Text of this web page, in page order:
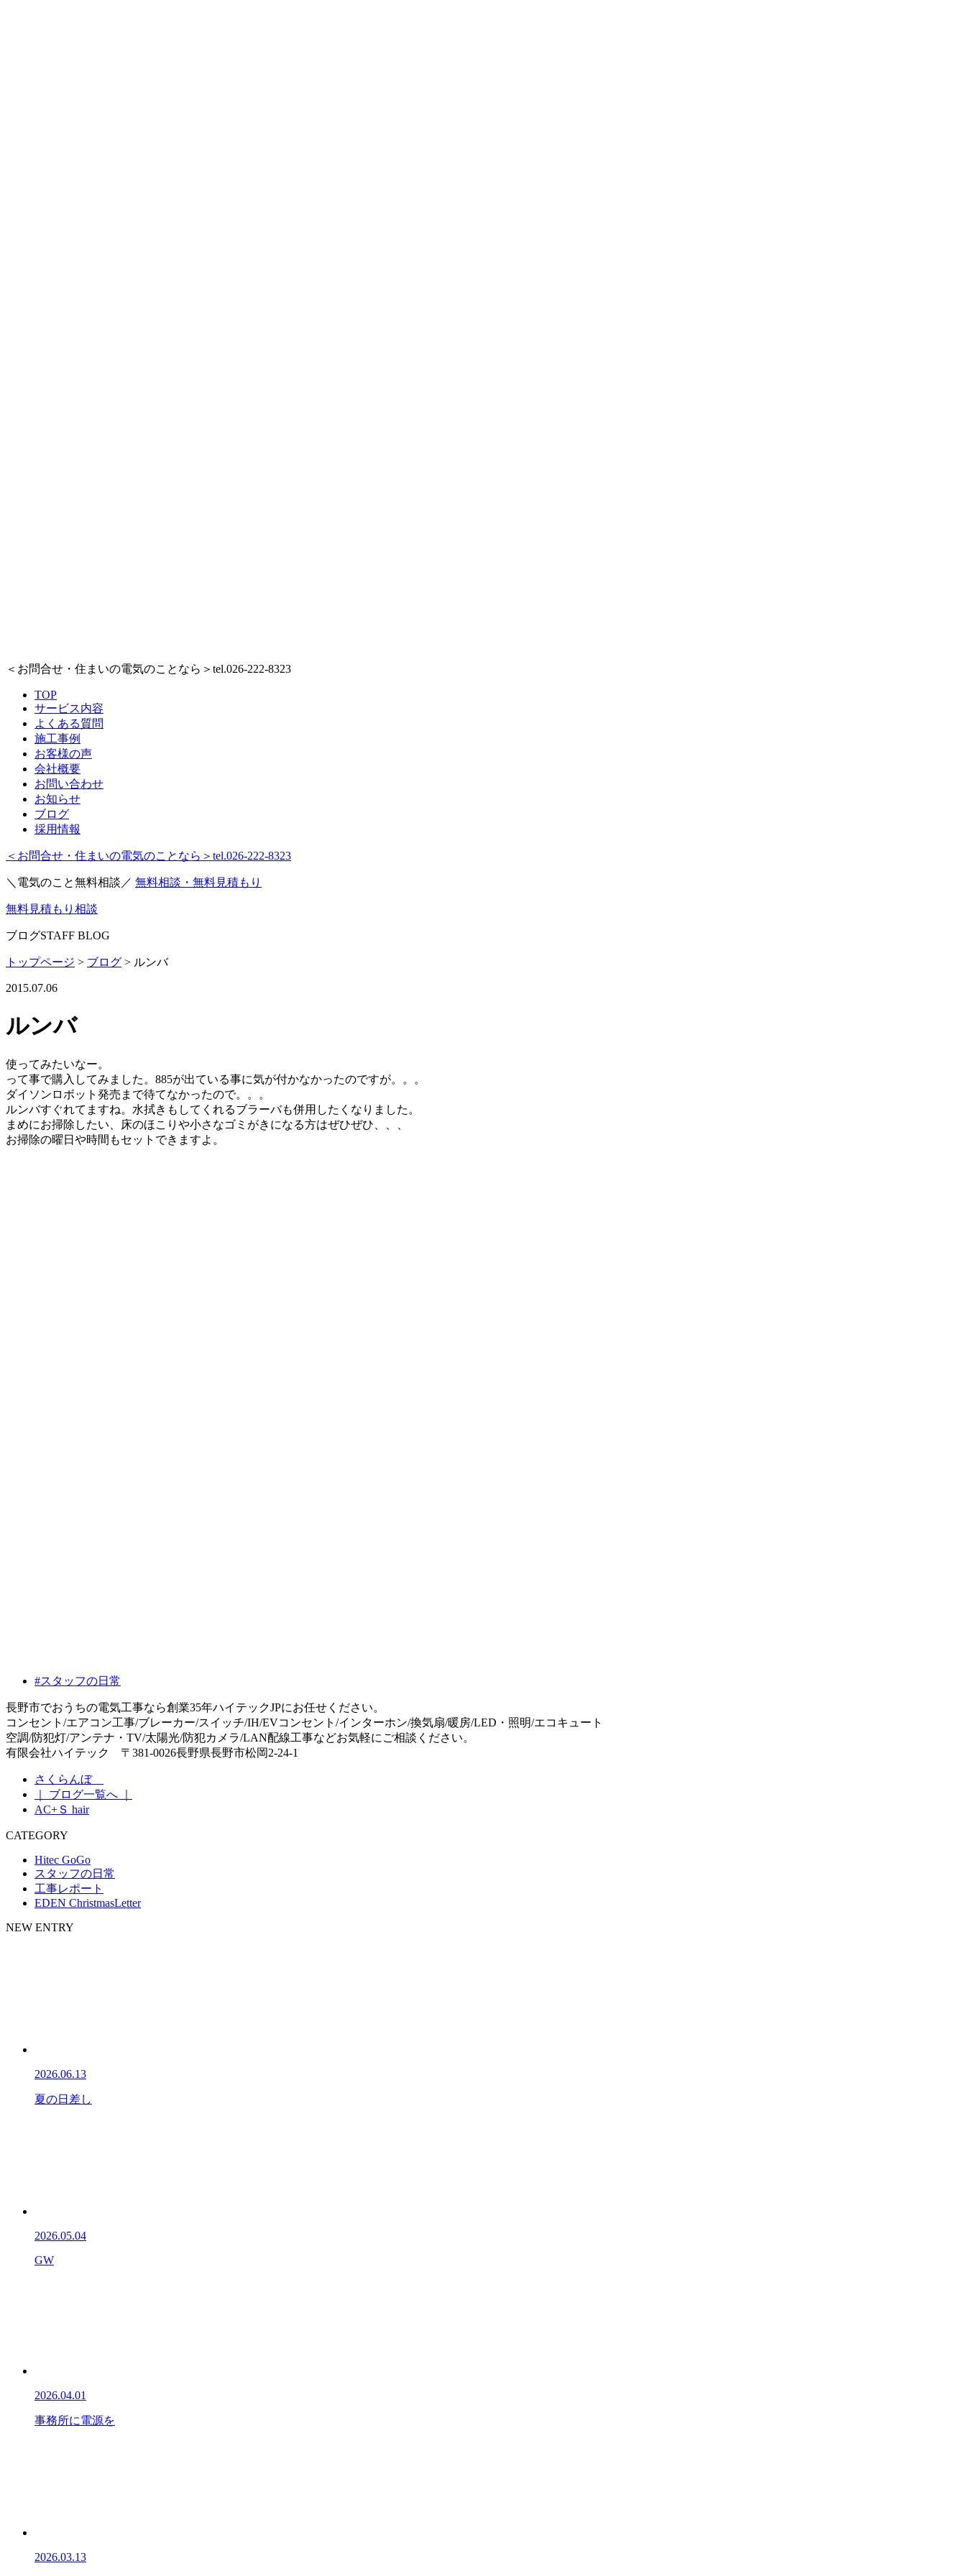
＜お問合せ・住まいの電気のことなら＞ tel.026-222-8323
TOP
サービス内容
よくある質問
施工事例
お客様の声
会社概要
お問い合わせ
お知らせ
ブログ
採用情報
＜お問合せ・住まいの電気のことなら＞ tel.026-222-8323
＼電気のこと無料相談／ 無料相談・無料見積もり
無料見積もり相談
ブログSTAFF BLOG
トップページ > ブログ > ルンバ
2015.07.06
ルンバ
使ってみたいなー。
って事で購入してみました。885が出ている事に気が付かなかったのですが。。。
ダイソンロボット発売まで待てなかったので。。。
ルンバすぐれてますね。水拭きもしてくれるブラーバも併用したくなりました。
まめにお掃除したい、床のほこりや小さなゴミがきになる方はぜひぜひ、、、
お掃除の曜日や時間もセットできますよ。
#スタッフの日常
長野市でおうちの電気工事なら創業35年ハイテックJPにお任せください。
コンセント/エアコン工事/ブレーカー/スイッチ/IH/EVコンセント/インターホン/換気扇/暖房/LED・照明/エコキュート
空調/防犯灯/アンテナ・TV/太陽光/防犯カメラ/LAN配線工事などお気軽にご相談ください。
有限会社ハイテック 〒381-0026長野県長野市松岡2-24-1
さくらんぼ
｜ ブログ一覧へ ｜
AC+Ｓ hair
CATEGORY
Hitec GoGo
スタッフの日常
工事レポート
EDEN ChristmasLetter
NEW ENTRY
2026.06.13
夏の日差し
2026.05.04
GW
2026.04.01
事務所に電源を
2026.03.13